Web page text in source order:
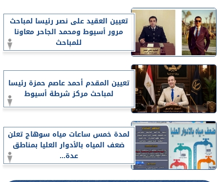
تعيين العقيد على نصر رئيسا لمباحث
مرور أسيوط ومحمد الجاحر معاونا
للمباحث
تعيين المقدم أحمد عاصم حمزة رئيسا
لمباحث مركز شرطة أسيوط
لمدة خمس ساعات مياه سوهاج تعلن
ضعف المياه بالأدوار العليا بمناطق
عدة...